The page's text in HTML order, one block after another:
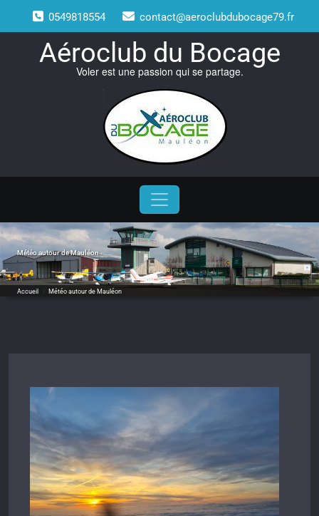
content
0549818554 contact@aeroclubdubocage79.fr
Aéroclub du Bocage
Voler est une passion qui se partage.
Météo autour de Mauléon
Accueil Météo autour de Mauléon